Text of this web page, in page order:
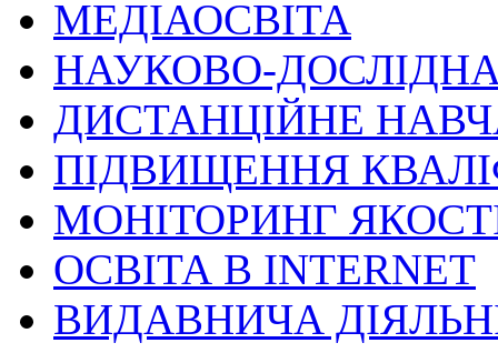
МЕДІАОСВІТА
НАУКОВО-
ДИСТАНЦІЙНЕ
ПІДВИЩЕННЯ
МОНІТОРИНГ
ОСВІТА В INTERNET
ВИДАВНИЧА